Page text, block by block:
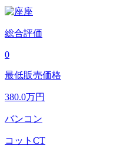
総合評価
0
最低販売価格
380.0万円
バンコン
コットCT